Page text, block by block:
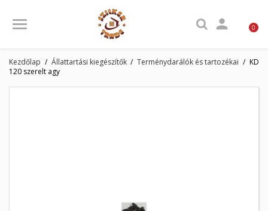
 0
Kezdőlap Állattartási kiegészítők Terménydarálók és tartozékai
KD
120 szerelt agy